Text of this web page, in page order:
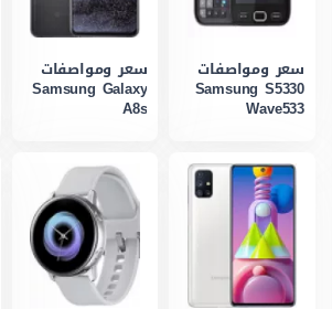
سعر ومواصفات
Samsung S5330
Wave533
سعر ومواصفات
Samsung Galaxy
A8s